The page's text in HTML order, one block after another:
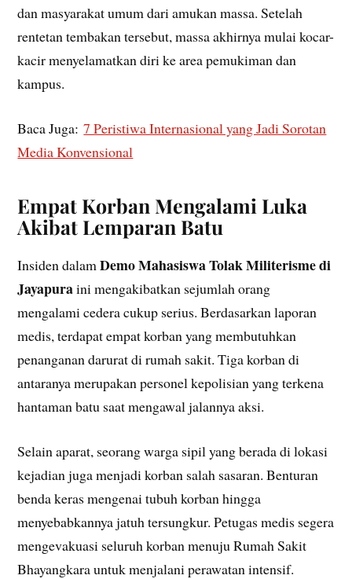
dan masyarakat umum dari amukan massa. Setelah
rentetan tembakan tersebut, massa akhirnya mulai kocar-
kacir menyelamatkan diri ke area pemukiman dan
kampus.
Baca Juga:7 Peristiwa Internasional yang Jadi Sorotan
Media Konvensional
Empat Korban Mengalami Luka
Akibat Lemparan Batu
Insiden dalamDemo Mahasiswa Tolak Militerisme di
Jayapuraini mengakibatkan sejumlah orang
mengalami cedera cukup serius. Berdasarkan laporan
medis, terdapat empat korban yang membutuhkan
penanganan darurat di rumah sakit. Tiga korban di
antaranya merupakan personel kepolisian yang terkena
hantaman batu saat mengawal jalannya aksi.
Selain aparat, seorang warga sipil yang berada di lokasi
kejadian juga menjadi korban salah sasaran. Benturan
benda keras mengenai tubuh korban hingga
menyebabkannya jatuh tersungkur. Petugas medis segera
mengevakuasi seluruh korban menuju Rumah Sakit
Bhayangkara untuk menjalani perawatan intensif.